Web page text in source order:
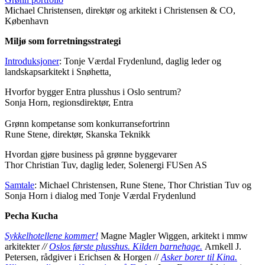
Michael Christensen, direktør og arkitekt i Christensen & CO,
København
Miljø som forretningsstrategi
Introduksjoner: Tonje Værdal Frydenlund, daglig leder og
landskapsarkitekt i Snøhetta,
Hvorfor bygger Entra plusshus i Oslo sentrum?
Sonja Horn, regionsdirektør, Entra
Grønn kompetanse som konkurransefortrinn
Rune Stene, direktør, Skanska Teknikk
Hvordan gjøre business på grønne byggevarer
Thor Christian Tuv, daglig leder, Solenergi FUSen AS
Samtale: Michael Christensen, Rune Stene, Thor Christian Tuv og
Sonja Horn i dialog med Tonje Værdal Frydenlund
Pecha Kucha
Sykkelhotellene kommer! Magne Magler Wiggen, arkitekt i mmw
arkitekter//Oslos første plusshus. Kilden barnehage. Arnkell J.
Petersen, rådgiver i Erichsen & Horgen //Asker borer til Kina.